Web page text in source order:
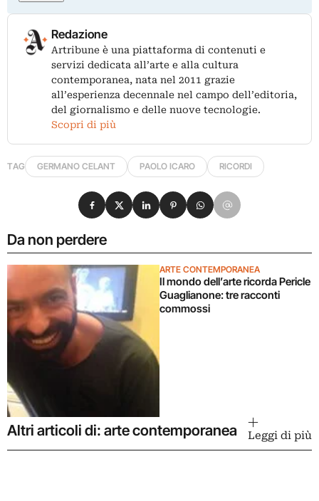
Redazione
Artribune è una piattaforma di contenuti e
servizi dedicata all’arte e alla cultura
contemporanea, nata nel 2011 grazie
all’esperienza decennale nel campo dell’editoria,
del giornalismo e delle nuove tecnologie.
Scopri di più
TAG GERMANO CELANT PAOLO ICARO RICORDI
Da non perdere
ARTE CONTEMPORANEA
Il mondo dell’arte ricorda Pericle
Guaglianone: tre racconti
commossi
Condividi su Facebook
Condividi su X
Condividi su LinkedIn
Condividi su Pinterest
Condividi su WhatsApp
Condividi su Email
Altri articoli di: arte contemporanea Leggi di più